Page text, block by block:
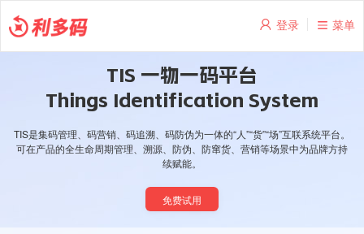
菜单
登录
TIS 一物一码平台
Things Identification System
TIS是集码管理、码营销、码追溯、码防伪为一体的“人”“货”“场”互联系统平台。
可在产品的全生命周期管理、溯源、防伪、防窜货、营销等场景中为品牌方持
续赋能。
免费试用